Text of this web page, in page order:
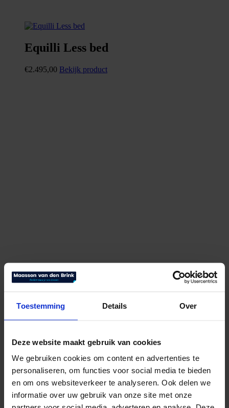
Toestemming Details Over
Deze website maakt gebruik van cookies
We gebruiken cookies om content en advertenties te
personaliseren, om functies voor social media te bieden
en om ons websiteverkeer te analyseren. Ook delen we
informatie over uw gebruik van onze site met onze
Equilli Less bed
€2.495,00 Bekijk product
Hasena Oak Line Bianco Boga